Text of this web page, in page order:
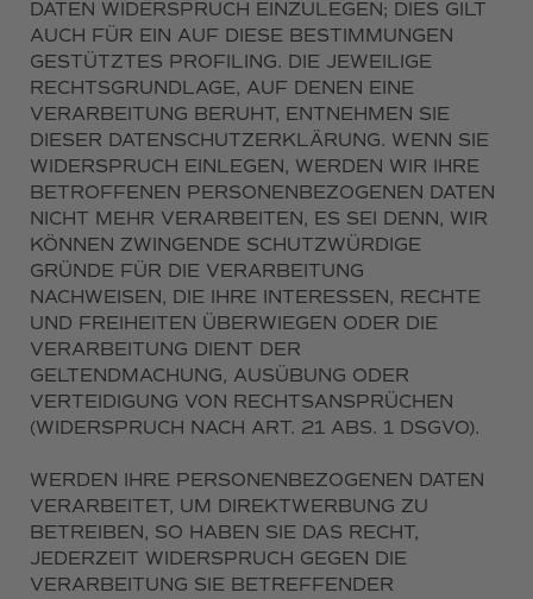
DATEN WIDERSPRUCH EINZULEGEN; DIES GILT
AUCH FÜR EIN AUF DIESE BESTIMMUNGEN
GESTÜTZTES PROFILING. DIE JEWEILIGE
RECHTSGRUNDLAGE, AUF DENEN EINE
VERARBEITUNG BERUHT, ENTNEHMEN SIE
DIESER DATENSCHUTZERKLÄRUNG. WENN SIE
WIDERSPRUCH EINLEGEN, WERDEN WIR IHRE
BETROFFENEN PERSONENBEZOGENEN DATEN
NICHT MEHR VERARBEITEN, ES SEI DENN, WIR
KÖNNEN ZWINGENDE SCHUTZWÜRDIGE
GRÜNDE FÜR DIE VERARBEITUNG
NACHWEISEN, DIE IHRE INTERESSEN, RECHTE
UND FREIHEITEN ÜBERWIEGEN ODER DIE
VERARBEITUNG DIENT DER
GELTENDMACHUNG, AUSÜBUNG ODER
VERTEIDIGUNG VON RECHTSANSPRÜCHEN
(WIDERSPRUCH NACH ART. 21 ABS. 1 DSGVO).
WERDEN IHRE PERSONENBEZOGENEN DATEN
VERARBEITET, UM DIREKTWERBUNG ZU
BETREIBEN, SO HABEN SIE DAS RECHT,
JEDERZEIT WIDERSPRUCH GEGEN DIE
VERARBEITUNG SIE BETREFFENDER